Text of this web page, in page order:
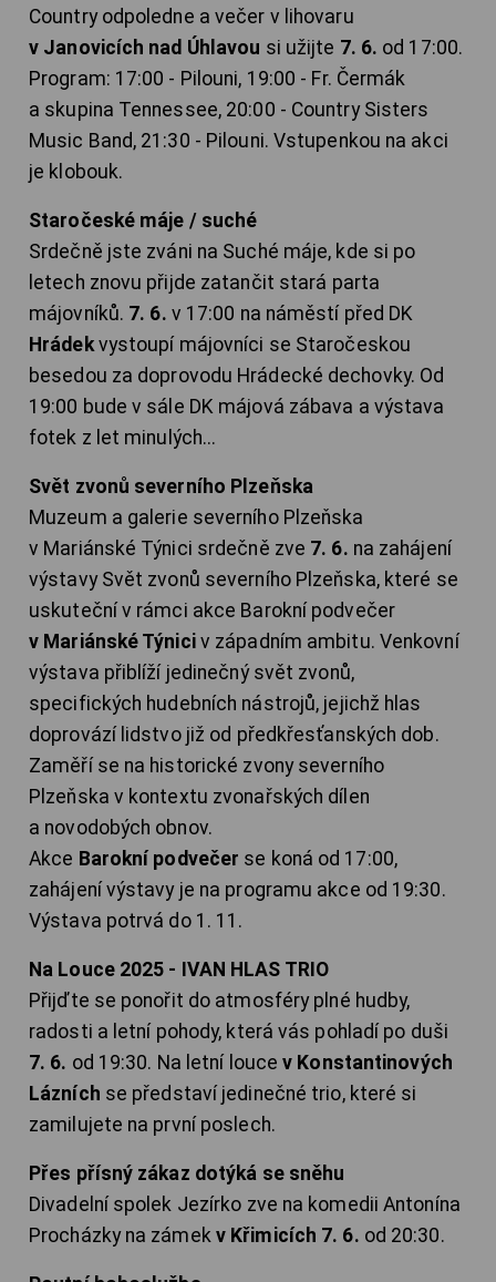
Country odpoledne a večer v lihovaru
v Janovicích nad Úhlavou si užijte 7. 6. od 17:00.
Program: 17:00 - Pilouni, 19:00 - Fr. Čermák
a skupina Tennessee, 20:00 - Country Sisters
Music Band, 21:30 - Pilouni. Vstupenkou na akci
je klobouk.
Staročeské máje / suché
Srdečně jste zváni na Suché máje, kde si po
letech znovu přijde zatančit stará parta
májovníků. 7. 6. v 17:00 na náměstí před DK
Hrádekvystoupí májovníci se Staročeskou
besedou za doprovodu Hrádecké dechovky. Od
19:00 bude v sále DK májová zábava a výstava
fotek z let minulých...
Svět zvonů severního Plzeňska
Muzeum a galerie severního Plzeňska
v Mariánské Týnici srdečně zve 7. 6. na zahájení
výstavy Svět zvonů severního Plzeňska, které se
uskuteční v rámci akce Barokní podvečer
v Mariánské Týnici v západním ambitu. Venkovní
výstava přiblíží jedinečný svět zvonů,
specifických hudebních nástrojů, jejichž hlas
doprovází lidstvo již od předkřesťanských dob.
Zaměří se na historické zvony severního
Plzeňska v kontextu zvonařských dílen
a novodobých obnov.
Akce Barokní podvečer se koná od 17:00,
zahájení výstavy je na programu akce od 19:30.
Výstava potrvá do 1. 11.
Na Louce 2025 - IVAN HLAS TRIO
Přijďte se ponořit do atmosféry plné hudby,
radosti a letní pohody, která vás pohladí po duši
7. 6. od 19:30. Na letní loucev Konstantinových
Lázních se představí jedinečné trio, které si
zamilujete na první poslech.
Přes přísný zákaz dotýká se sněhu
Divadelní spolek Jezírko zve na komedii Antonína
Procházky na zámek v Křimicích 7. 6. od 20:30.